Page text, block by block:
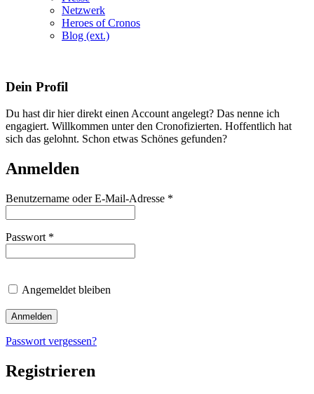
Netzwerk
Heroes of Cronos
Blog (ext.)
Dein Profil
Du hast dir hier direkt einen Account angelegt? Das nenne ich
engagiert. Willkommen unter den Cronofizierten. Hoffentlich hat
sich das gelohnt. Schon etwas Schönes gefunden?
Anmelden
Benutzername oder E-Mail-Adresse *
Passwort *
Angemeldet bleiben
Anmelden
Passwort vergessen?
Registrieren